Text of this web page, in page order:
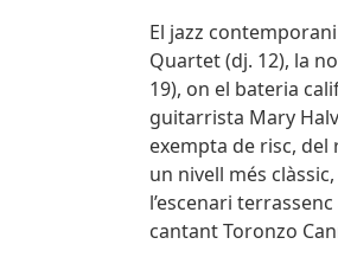
El jazz
Quartet (dj. 12), la
19), on el bateria
guitarrista Mary
exempta de risc,
un nivell més
l’escenari
cantant Toronzo